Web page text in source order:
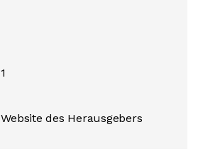
1
Website des Herausgebers